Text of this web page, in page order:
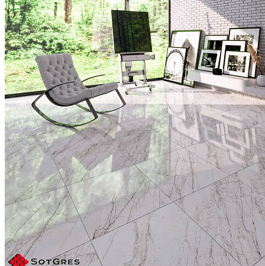
Если монтировать плитку в 4 ряда, а крайние ряды
выкладывать подрезом в 10 см, интерьер будет
смотреться непрезентабельно.Поэтому стену 2,6 м
правильно облицовывать 3 рядами плит 0,6м, а
крайние боковые ряды подрезать под 0,4м
Такая укладка будет гармонично смотреться в
интерьере и демонстрировать профессионализм
мастера
Плитка вжимается в клей легким движением,
поверхность простукивается резиновым молотком
Для соблюдения одинаковой ширины стыков
используются крестообразные распорки от 1 мм для
керамогранита и от 4 мм для керамической плитки
Если необходимо приклеить к стенам цокольную
плитку, расстояние до напольной плитки не должно
быть меньше одного межплиточного шва
ОФОРМЛЕНИЕ ШВОВ
Затирочный раствор разводим до состояния густой
каши и наносим резиновой раклей по диагонали